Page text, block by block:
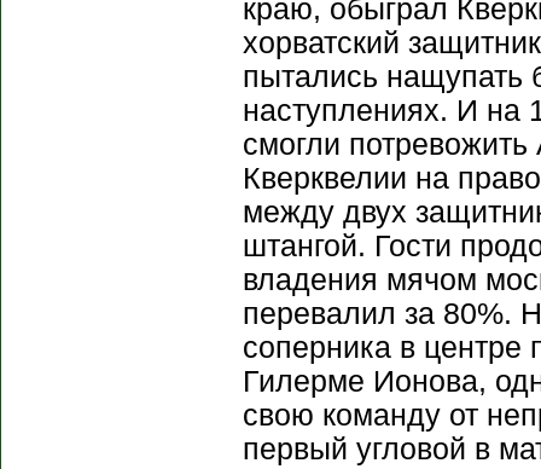
краю, обыграл
хорватский
пытались нащупать
наступлениях. И на
смогли
Кверквелии на
между двух
штангой. Гости
владения мячом
перевалил за 80%.
соперника в центре
Гилерме Ионова,
свою команду от
первый угловой в